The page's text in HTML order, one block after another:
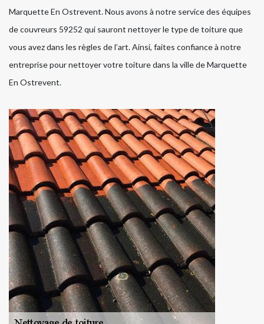
Marquette En Ostrevent. Nous avons à notre service des équipes
de couvreurs 59252 qui sauront nettoyer le type de toiture que
vous avez dans les règles de l’art. Ainsi, faites confiance à notre
entreprise pour nettoyer votre toiture dans la ville de Marquette
En Ostrevent.